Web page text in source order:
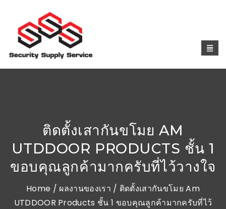
ติดตั้งเสากันขโมย AM
UTDDOOR PRODUCTS ชั้น 1
ขอบคุณลูกค้ามากครับที่ไว้วางใจ
Home / ผลงานของเรา / ติดตั้งเสากันขโมย Am
UTDDOOR Products ชั้น 1 ขอบคุณลูกค้ามากครับที่ไว้